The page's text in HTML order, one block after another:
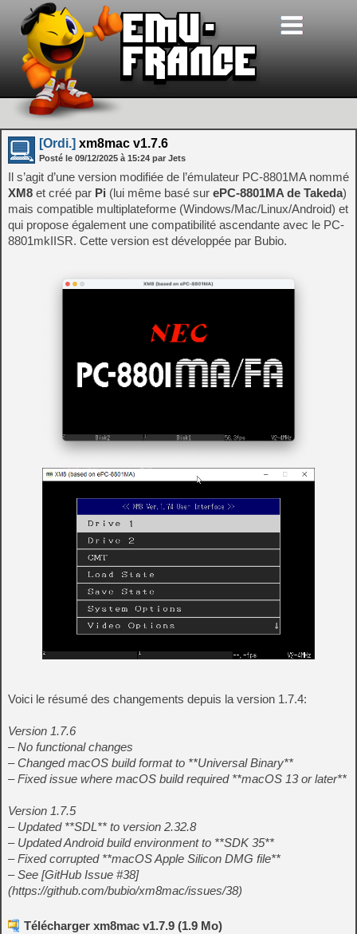
[Ordi.] xm8mac v1.7.6
Posté le 09/12/2025 à 15:24 par Jets
Il s’agit d’une version modifiée de l’émulateur PC-8801MA nommé
XM8 et créé par Pi (lui même basé sur ePC-8801MA de Takeda)
mais compatible multiplateforme (Windows/Mac/Linux/Android) et
qui propose également une compatibilité ascendante avec le PC-
8801mkIISR. Cette version est développée par Bubio.
Voici le résumé des changements depuis la version 1.7.4:
Version 1.7.6
– No functional changes
– Changed macOS build format to **Universal Binary**
– Fixed issue where macOS build required **macOS 13 or later**
Version 1.7.5
– Updated **SDL** to version 2.32.8
– Updated Android build environment to **SDK 35**
– Fixed corrupted **macOS Apple Silicon DMG file**
– See [GitHub Issue #38]
(https://github.com/bubio/xm8mac/issues/38)
Télécharger xm8mac v1.7.9 (1.9 Mo)